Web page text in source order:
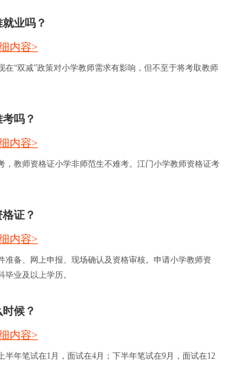
业吗？
在“双减”政策对小学教师需求有影响，但不至于将考取教师
内容>
吗？
，教师资格证小学非师范生不难考。江门小学教师资格证考
内容>
证？
准备、网上申报、现场确认及资格审核。申请小学教师资
业及以上学历。
内容>
候？
年笔试在1月，面试在4月；下半年笔试在9月，面试在12
内容>